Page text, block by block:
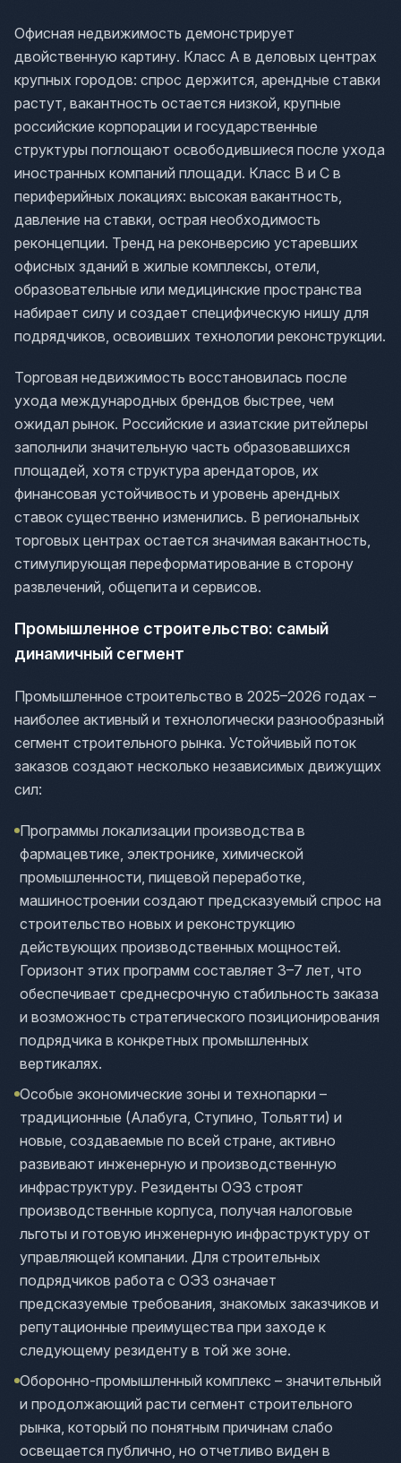
Офисная недвижимость демонстрирует
двойственную картину. Класс A в деловых центрах
крупных городов: спрос держится, арендные ставки
растут, вакантность остается низкой, крупные
российские корпорации и государственные
структуры поглощают освободившиеся после ухода
иностранных компаний площади. Класс B и C в
периферийных локациях: высокая вакантность,
давление на ставки, острая необходимость
реконцепции. Тренд на реконверсию устаревших
офисных зданий в жилые комплексы, отели,
образовательные или медицинские пространства
набирает силу и создает специфическую нишу для
подрядчиков, освоивших технологии реконструкции.
Торговая недвижимость восстановилась после
ухода международных брендов быстрее, чем
ожидал рынок. Российские и азиатские ритейлеры
заполнили значительную часть образовавшихся
площадей, хотя структура арендаторов, их
финансовая устойчивость и уровень арендных
ставок существенно изменились. В региональных
торговых центрах остается значимая вакантность,
стимулирующая переформатирование в сторону
развлечений, общепита и сервисов.
Промышленное строительство: самый
динамичный сегмент
Промышленное строительство в 2025–2026 годах –
наиболее активный и технологически разнообразный
сегмент строительного рынка. Устойчивый поток
заказов создают несколько независимых движущих
сил:
Программы локализации производства в
фармацевтике, электронике, химической
промышленности, пищевой переработке,
машиностроении создают предсказуемый спрос на
строительство новых и реконструкцию
действующих производственных мощностей.
Горизонт этих программ составляет 3–7 лет, что
обеспечивает среднесрочную стабильность заказа
и возможность стратегического позиционирования
подрядчика в конкретных промышленных
вертикалях.
Особые экономические зоны и технопарки –
традиционные (Алабуга, Ступино, Тольятти) и
новые, создаваемые по всей стране, активно
развивают инженерную и производственную
инфраструктуру. Резиденты ОЭЗ строят
производственные корпуса, получая налоговые
льготы и готовую инженерную инфраструктуру от
управляющей компании. Для строительных
подрядчиков работа с ОЭЗ означает
предсказуемые требования, знакомых заказчиков и
репутационные преимущества при заходе к
следующему резиденту в той же зоне.
Оборонно-промышленный комплекс – значительный
и продолжающий расти сегмент строительного
рынка, который по понятным причинам слабо
освещается публично, но отчетливо виден в